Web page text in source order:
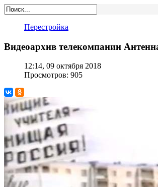
Перестройка
Видеоархив телекомпании
12:14, 09 октября 2018
Просмотров: 905